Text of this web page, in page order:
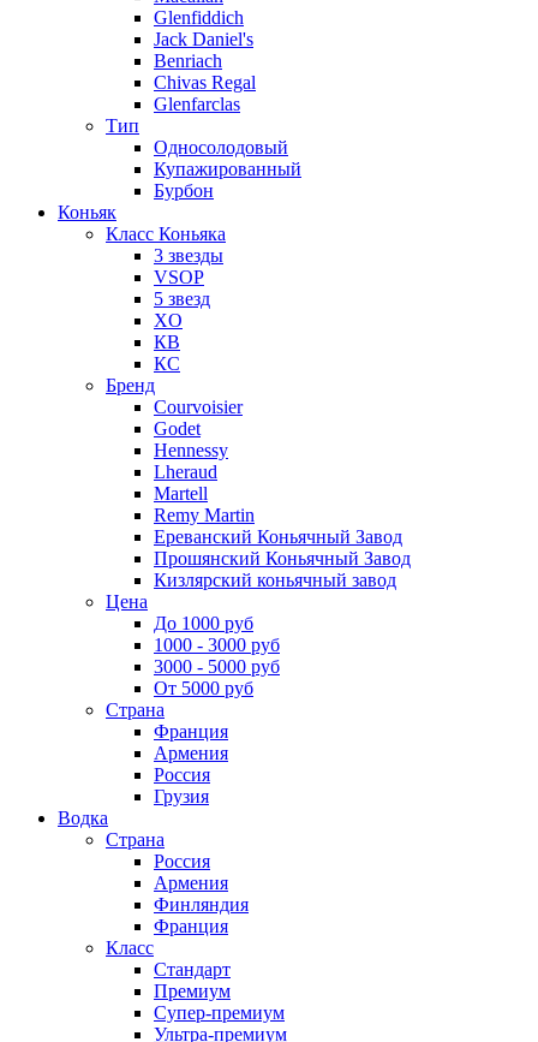
Glenfiddich
Jack Daniel's
Benriach
Chivas Regal
Glenfarclas
Тип
Односолодовый
Купажированный
Бурбон
Коньяк
Класс Коньяка
3 звезды
VSOP
5 звезд
XO
КВ
КС
Бренд
Courvoisier
Godet
Hennessy
Lheraud
Martell
Remy Martin
Ереванский Коньячный Завод
Прошянский Коньячный Завод
Кизлярский коньячный завод
Цена
До 1000 руб
1000 - 3000 руб
3000 - 5000 руб
От 5000 руб
Страна
Франция
Армения
Россия
Грузия
Водка
Страна
Россия
Армения
Финляндия
Франция
Класс
Стандарт
Премиум
Супер-премиум
Ультра-премиум